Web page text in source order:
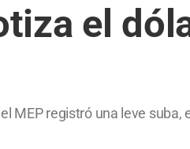
el
MEP registró una leve